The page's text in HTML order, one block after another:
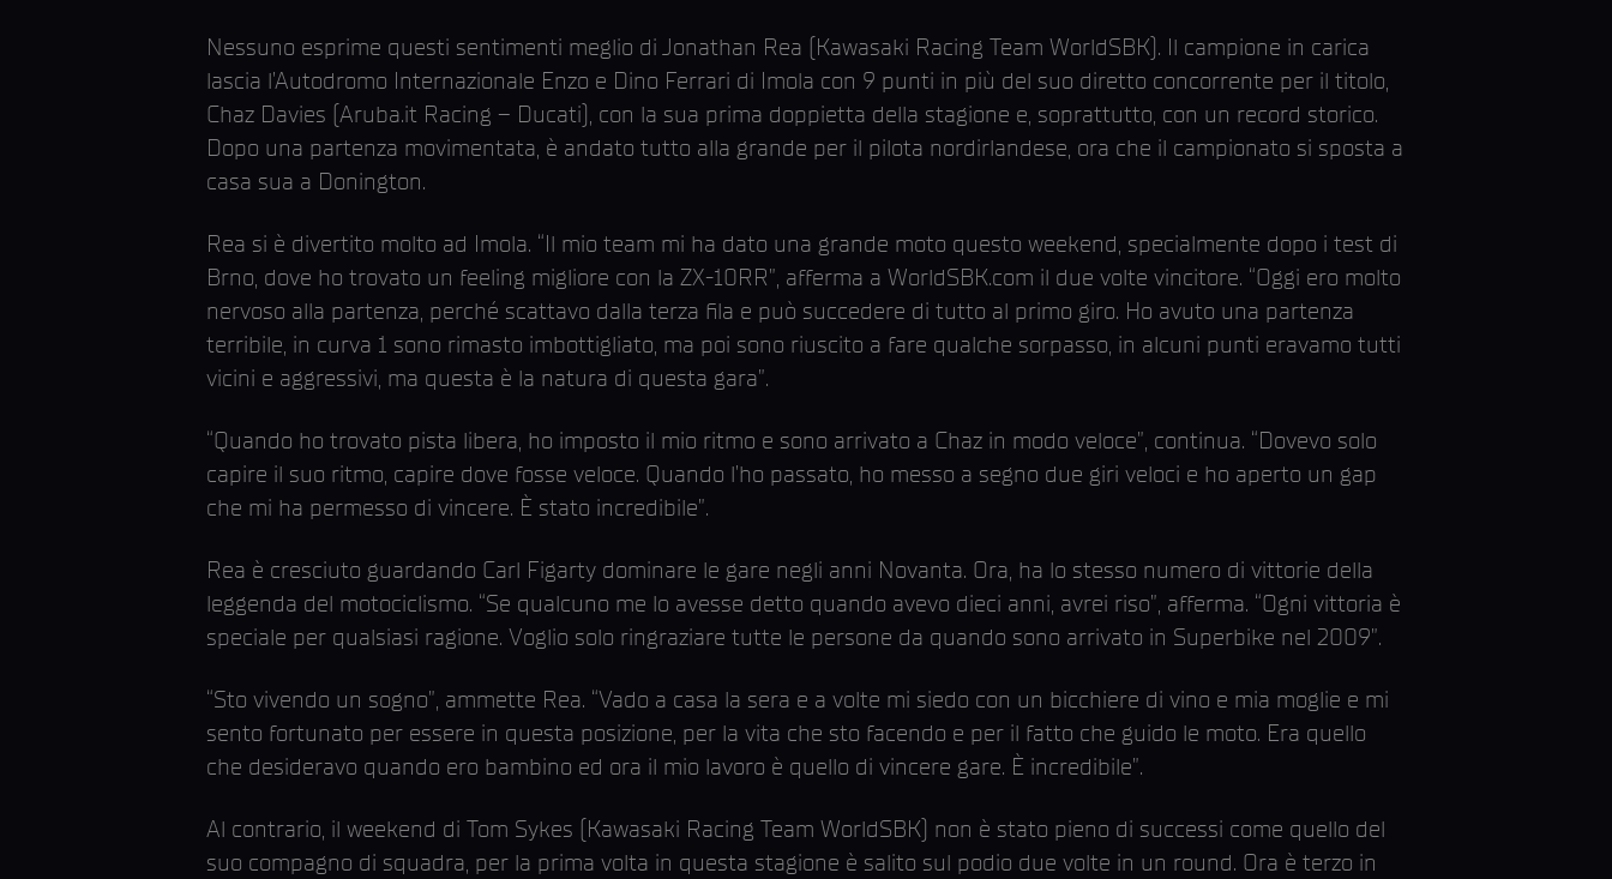
Nessuno esprime questi sentimenti meglio di Jonathan Rea (Kawasaki Racing Team WorldSBK). Il campione in carica
lascia l’Autodromo Internazionale Enzo e Dino Ferrari di Imola con 9 punti in più del suo diretto concorrente per il titolo,
Chaz Davies (Aruba.it Racing – Ducati), con la sua prima doppietta della stagione e, soprattutto, con un record storico.
Dopo una partenza movimentata, è andato tutto alla grande per il pilota nordirlandese, ora che il campionato si sposta a
casa sua a Donington.
Rea si è divertito molto ad Imola. “Il mio team mi ha dato una grande moto questo weekend, specialmente dopo i test di
Brno, dove ho trovato un feeling migliore con la ZX-10RR”, afferma a WorldSBK.com il due volte vincitore. “Oggi ero molto
nervoso alla partenza, perché scattavo dalla terza fila e può succedere di tutto al primo giro. Ho avuto una partenza
terribile, in curva 1 sono rimasto imbottigliato, ma poi sono riuscito a fare qualche sorpasso, in alcuni punti eravamo tutti
vicini e aggressivi, ma questa è la natura di questa gara”.
“Quando ho trovato pista libera, ho imposto il mio ritmo e sono arrivato a Chaz in modo veloce”, continua. “Dovevo solo
capire il suo ritmo, capire dove fosse veloce. Quando l’ho passato, ho messo a segno due giri veloci e ho aperto un gap
che mi ha permesso di vincere. È stato incredibile”.
Rea è cresciuto guardando Carl Figarty dominare le gare negli anni Novanta. Ora, ha lo stesso numero di vittorie della
leggenda del motociclismo. “Se qualcuno me lo avesse detto quando avevo dieci anni, avrei riso”, afferma. “Ogni vittoria è
speciale per qualsiasi ragione. Voglio solo ringraziare tutte le persone da quando sono arrivato in Superbike nel 2009”.
“Sto vivendo un sogno”, ammette Rea. “Vado a casa la sera e a volte mi siedo con un bicchiere di vino e mia moglie e mi
sento fortunato per essere in questa posizione, per la vita che sto facendo e per il fatto che guido le moto. Era quello
che desideravo quando ero bambino ed ora il mio lavoro è quello di vincere gare. È incredibile”.
Al contrario, il weekend di Tom Sykes (Kawasaki Racing Team WorldSBK) non è stato pieno di successi come quello del
suo compagno di squadra, per la prima volta in questa stagione è salito sul podio due volte in un round. Ora è terzo in